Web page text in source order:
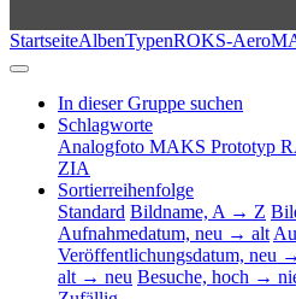
StartseiteAlbenTypenROKS-
In dieser Gruppe suchen
Schlagworte
Analogfoto MAKS Prototyp
ZIA
Sortierreihenfolge
Standard Bildname, A → Z
Aufnahmedatum, neu → alt
Veröffentlichungsdatum, neu
alt → neu Besuche, hoch →